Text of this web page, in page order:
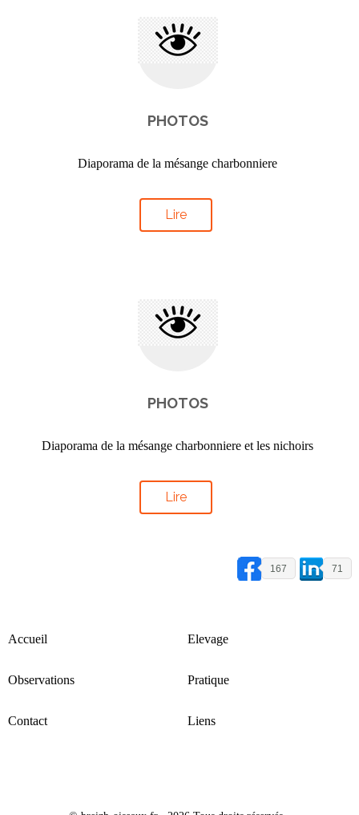
167 71
PHOTOS
Diaporama de la mésange charbonniere
Lire
PHOTOS
Diaporama de la mésange charbonniere et les nichoirs
Lire
Accueil Elevage
Observations Pratique
Contact Liens